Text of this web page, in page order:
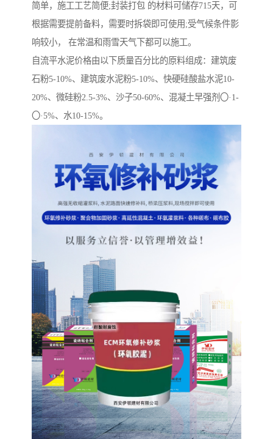
简单，施工工艺简便;封装打包 的材料可储存715天，可
根据需要提前备料，需要时拆袋即可使用;受气候条件影
响较小， 在常温和雨雪天气下都可以施工。
自流平水泥价格由以下质量百分比的原料组成：建筑废
石粉5-10%、建筑废水泥粉5-10%、快硬硅酸盐水泥10-
20%、微硅粉2.5-3%、沙子50-60%、混凝土早强剂〇·1-
〇·5%、水10-15%。